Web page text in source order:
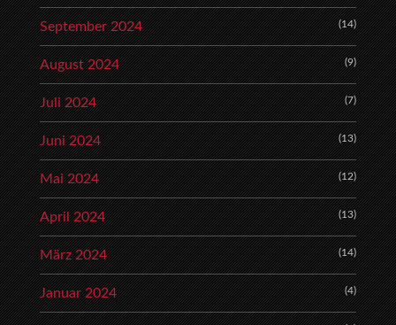
September 2024 (14)
August 2024 (9)
Juli 2024 (7)
Juni 2024 (13)
Mai 2024 (12)
April 2024 (13)
März 2024 (14)
Januar 2024 (4)